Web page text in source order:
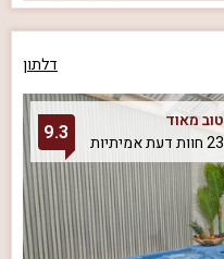
דלתון
טוב מאוד
23 חוות דעת אמיתיות
9.3